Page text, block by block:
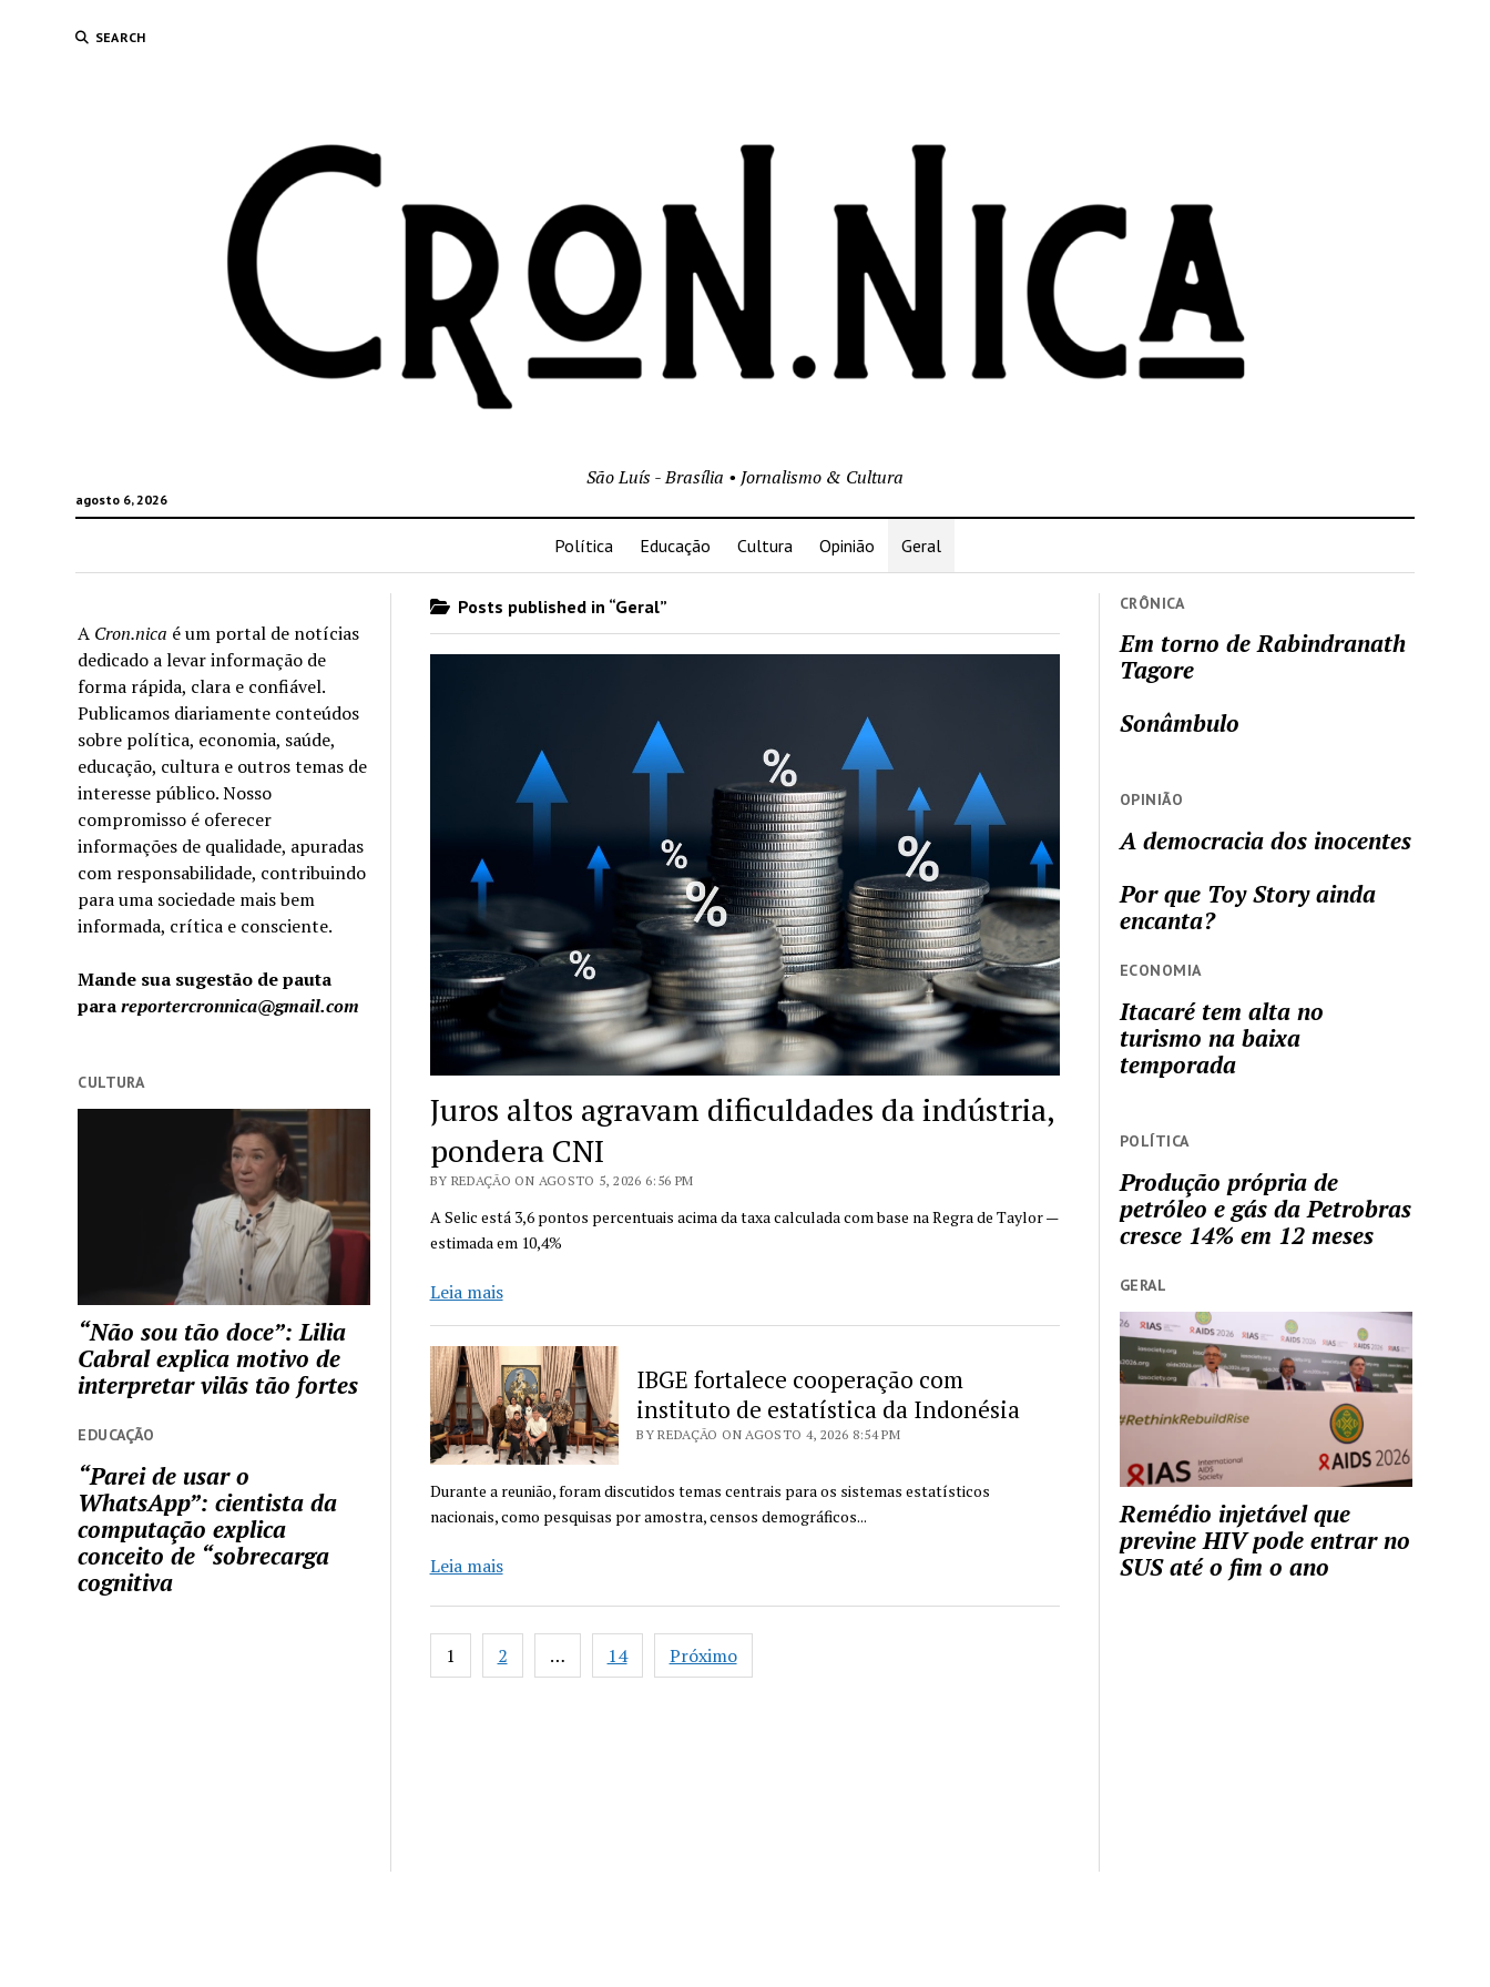
SEARCH
agosto 6, 2026
São Luís - Brasília • Jornalismo & Cultura
Política Educação Cultura Opinião Geral
A Cron.nica é um portal de notícias
dedicado a levar informação de
forma rápida, clara e confiável.
Publicamos diariamente conteúdos
sobre política, economia, saúde,
educação, cultura e outros temas de
interesse público. Nosso
compromisso é oferecer
informações de qualidade, apuradas
com responsabilidade, contribuindo
para uma sociedade mais bem
informada, crítica e consciente.
Mande sua sugestão de pauta
parareportercronnica@gmail.com
CULTURA
“Não sou tão doce”: Lilia
Cabral explica motivo de
interpretar vilãs tão fortes
EDUCAÇÃO
“Parei de usar o
WhatsApp”: cientista da
computação explica
conceito de “sobrecarga
cognitiva
Posts published in “Geral”
Juros altos agravam dificuldades da indústria,
pondera CNI
BY REDAÇÃO ON AGOSTO 5, 2026 6:56 PM
A Selic está 3,6 pontos percentuais acima da taxa calculada com base na Regra de Taylor —
estimada em 10,4%
Leia maisJuros
agravam
dificuldades
da
indústria,
pondera
IBGE fortalece cooperação com
instituto de estatística da Indonésia
BY REDAÇÃO ON AGOSTO 4, 2026 8:54 PM
Durante a reunião, foram discutidos temas centrais para os sistemas estatísticos
nacionais, como pesquisas por amostra, censos demográficos...
Leia maisIBGE
com
instituto
Paginação
de
1 2 … 14 Próximo
CRÔNICA
Em torno de Rabindranath
Tagore
Sonâmbulo
OPINIÃO
A democracia dos inocentes
Por que Toy Story ainda
encanta?
ECONOMIA
Itacaré tem alta no
turismo na baixa
temporada
POLÍTICA
Produção própria de
petróleo e gás da Petrobras
cresce 14% em 12 meses
GERAL
Remédio injetável que
previne HIV pode entrar no
SUS até o fim o ano